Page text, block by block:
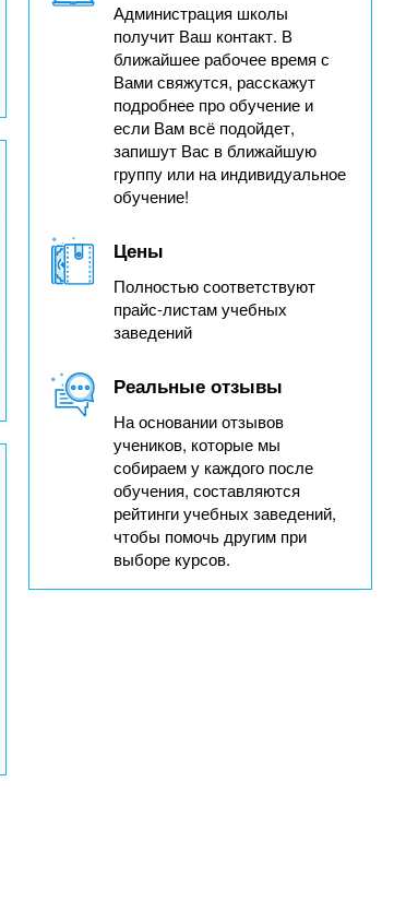
Администрация школы
получит Ваш контакт. В
ближайшее рабочее время с
Вами свяжутся, расскажут
подробнее про обучение и
если Вам всё подойдет,
запишут Вас в ближайшую
группу или на индивидуальное
обучение!
Цены
Полностью соответствуют
прайс-листам учебных
заведений
Реальные отзывы
На основании отзывов
учеников, которые мы
собираем у каждого после
обучения, составляются
рейтинги учебных заведений,
чтобы помочь другим при
выборе курсов.